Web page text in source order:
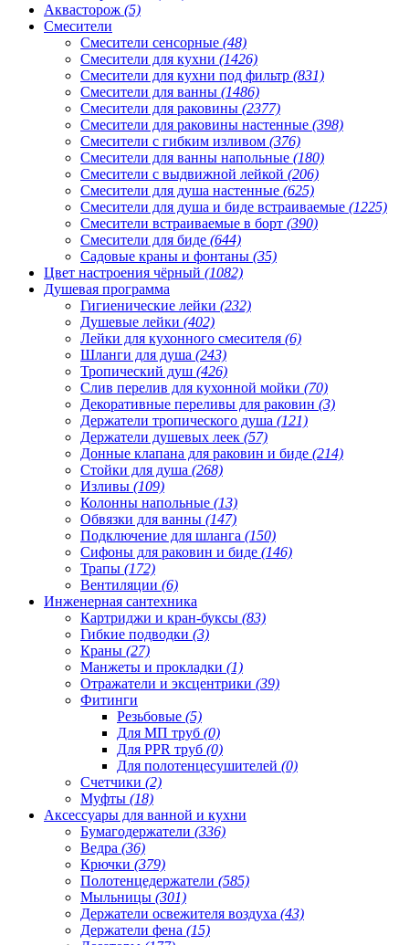
Аквасторож (5)
Смесители
Смесители сенсорные (48)
Смесители для кухни (1426)
Смесители для кухни под фильтр (831)
Смесители для ванны (1486)
Смесители для раковины (2377)
Смесители для раковины настенные (398)
Смесители с гибким изливом (376)
Смесители для ванны напольные (180)
Смесители с выдвижной лейкой (206)
Смесители для душа настенные (625)
Смесители для душа и биде встраиваемые (1225)
Смесители встраиваемые в борт (390)
Смесители для биде (644)
Садовые краны и фонтаны (35)
Цвет настроения чёрный (1082)
Душевая программа
Гигиенические лейки (232)
Душевые лейки (402)
Лейки для кухонного смесителя (6)
Шланги для душа (243)
Тропический душ (426)
Слив перелив для кухонной мойки (70)
Декоративные переливы для раковин (3)
Держатели тропического душа (121)
Держатели душевых леек (57)
Донные клапана для раковин и биде (214)
Стойки для душа (268)
Изливы (109)
Колонны напольные (13)
Обвязки для ванны (147)
Подключение для шланга (150)
Сифоны для раковин и биде (146)
Трапы (172)
Вентиляции (6)
Инженерная сантехника
Картриджи и кран-буксы (83)
Гибкие подводки (3)
Краны (27)
Манжеты и прокладки (1)
Отражатели и эксцентрики (39)
Фитинги
Резьбовые (5)
Для МП труб (0)
Для PPR труб (0)
Для полотенцесушителей (0)
Счетчики (2)
Муфты (18)
Аксессуары для ванной и кухни
Бумагодержатели (336)
Ведра (36)
Крючки (379)
Полотенцедержатели (585)
Мыльницы (301)
Держатели освежителя воздуха (43)
Держатели фена (15)